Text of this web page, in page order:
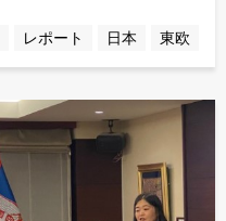
レポート 日本 東欧